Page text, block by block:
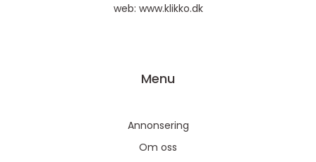
web: www.klikko.dk
Menu
Annonsering
Om oss